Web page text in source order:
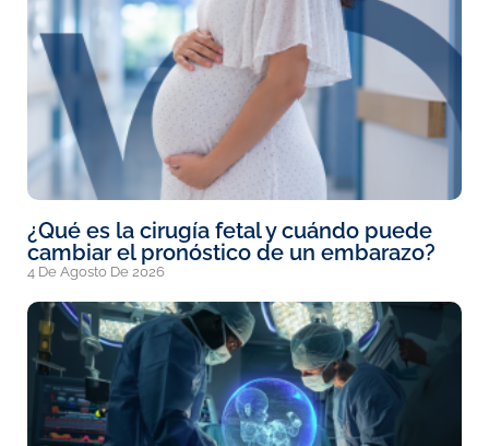
¿Qué es la cirugía fetal y cuándo puede
cambiar el pronóstico de un embarazo?
4 De Agosto De 2026